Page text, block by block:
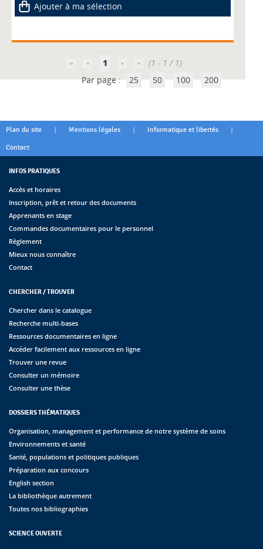
Ajouter à ma sélection
1
(1 - 1 / 1)
Par page : 25 50 100 200
Plan du site | Mentions légales | Informatique et libertés |
Contact
INFOS PRATIQUES
Accès et horaires
Inscription, prêt et retour des documents
Apprenants en stage
Commandes documentaires pour le personnel
Règlement
Mieux nous connaître
Contact
CHERCHER / TROUVER
Chercher dans le catalogue
Recherche multi-bases
Ressources documentaires en ligne
Accéder facilement aux ressources en ligne
Trouver une revue
Consulter un mémoire
Consulter une thèse
DOSSIERS THÉMATIQUES
Organisation, management et performance de notre système de soins
Environnements et santé
Santé, populations et politiques publiques
Préparation aux concours
English section
La bibliothèque autrement
Toutes nos bibliographies
SCIENCE OUVERTE